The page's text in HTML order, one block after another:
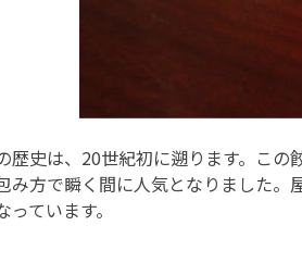
歴史は、20世紀初に遡ります。こ
み方で瞬く間に人気となりました
ています。